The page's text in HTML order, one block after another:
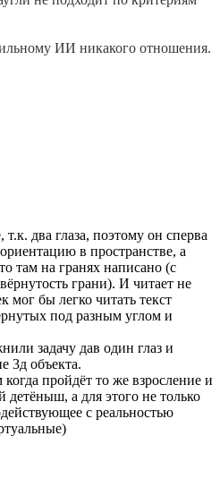
ИИ никакого отношения.
два глаза, поэтому он сперва
в пространстве, а
там на гранях написано (с
грани). И читает не
мог бы легко читать текст
под разным углом и
задачу дав один глаз и
3д объекта.
пройдёт то же взросление и
детёныш, а для этого не только
с реальностью